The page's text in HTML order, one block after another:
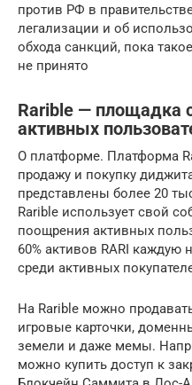
против РФ в
легализации и об
обхода санкций, пока
не принято
Rarible — площадка
активных
О платформе. Платформа
продажу и покупку
представлены более 20
Rarible использует свой
поощрения активных
60% активов RARI каждую
среди активных
На Rarible можно
игровые карточки,
земели и даже мемы.
можно купить доступ к